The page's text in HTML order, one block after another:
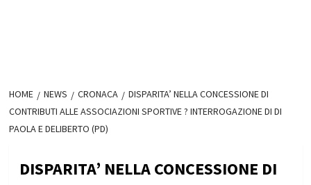
HOME NEWS CRONACA
DISPARITA’ NELLA CONCESSIONE DI
CONTRIBUTI ALLE ASSOCIAZIONI SPORTIVE ? INTERROGAZIONE DI DI
PAOLA E DELIBERTO (PD)
DISPARITA’ NELLA CONCESSIONE DI